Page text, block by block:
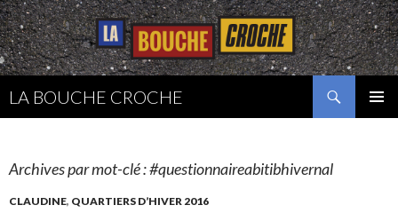
LA BOUCHE CROCHE
Archives par mot-clé : #questionnaireabitibhivernal
CLAUDINE, QUARTIERS D’HIVER 2016